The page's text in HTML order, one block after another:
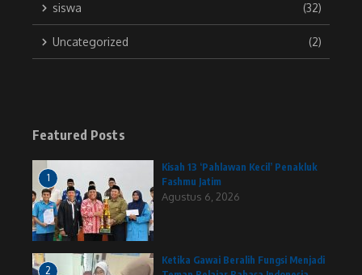
siswa (32)
Uncategorized (2)
Featured Posts
1
Kisah 13 ‘Pahlawan Kecil’ Penakluk
Fashmu Jatim
Agustus 6, 2026
2
Ketika Gawai Beralih Fungsi Menjadi